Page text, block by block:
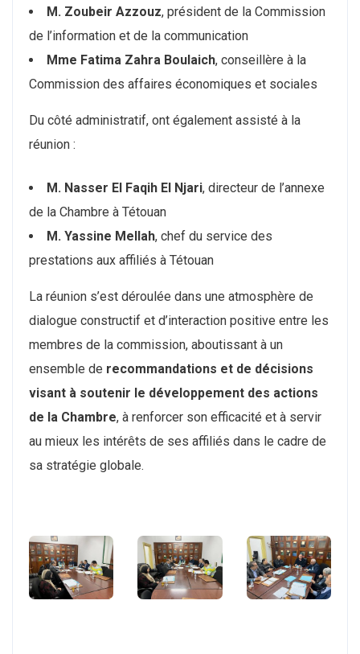
M. Zoubeir Azzouz, président de la Commission
de l’information et de la communication
Mme Fatima Zahra Boulaich, conseillère à la
Commission des affaires économiques et sociales
Du côté administratif, ont également assisté à la
réunion :
M. Nasser El Faqih El Njari, directeur de l’annexe
de la Chambre à Tétouan
M. Yassine Mellah, chef du service des
prestations aux affiliés à Tétouan
La réunion s’est déroulée dans une atmosphère de
dialogue constructif et d’interaction positive entre les
membres de la commission, aboutissant à un
ensemble de recommandations et de décisions
visant à soutenir le développement des actions
de la Chambre, à renforcer son efficacité et à servir
au mieux les intérêts de ses affiliés dans le cadre de
sa stratégie globale.